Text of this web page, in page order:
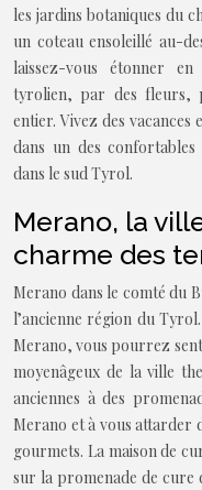
les jardins botaniques du
un coteau ensoleillé au-
laissez-vous étonner
tyrolien, par des fleurs,
entier. Vivez des
dans un des
dans le sud Tyrol.
Merano, la
charme des
Merano dans le comté du
l’ancienne région du
Merano, vous pourrez
moyenâgeux de la ville
anciennes à des
Merano et à vous attarder
gourmets. La maison de
sur la promenade de cure